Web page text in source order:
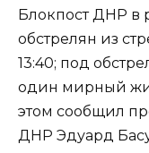
Блокпост ДНР в
обстрелян из
13:40; под
один мирный
этом сообщил
ДНР Эдуард